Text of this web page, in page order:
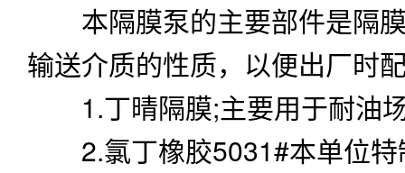
本隔膜泵的主要部件是隔膜
输送介质的性质，以便出厂时
1.丁晴隔膜;主要用于耐油
2.氯丁橡胶5031#本单位特